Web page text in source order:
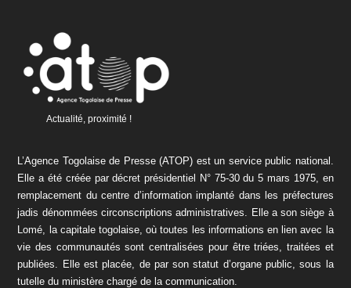
Actualité, proximité !
L’Agence Togolaise de Presse (ATOP) est un service public national.
Elle a été créée par décret présidentiel N° 75-30 du 5 mars 1975, en
remplacement du centre d’information implanté dans les préfectures
jadis dénommées circonscriptions administratives. Elle a son siège à
Lomé, la capitale togolaise, où toutes les informations en lien avec la
vie des communautés sont centralisées pour être triées, traitées et
publiées. Elle est placée, de par son statut d’organe public, sous la
tutelle du ministère chargé de la communication.